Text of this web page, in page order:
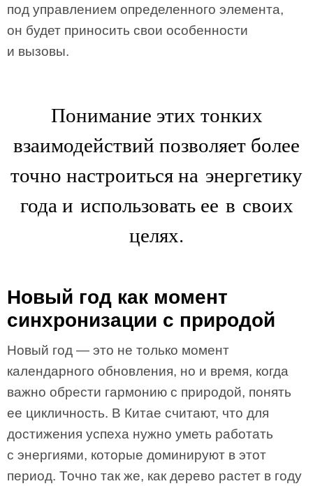
под управлением определенного элемента,
он будет приносить свои особенности
и вызовы.
Понимание этих тонких
взаимодействий позволяет более
точно настроиться на энергетику
года и использовать ее в своих
целях.
Новый год как момент
синхронизации с природой
Новый год — это не только момент
календарного обновления, но и время, когда
важно обрести гармонию с природой, понять
ее цикличность. В Китае считают, что для
достижения успеха нужно уметь работать
с энергиями, которые доминируют в этот
период. Точно так же, как дерево растет в году